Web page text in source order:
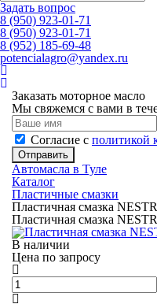
Задать вопрос
8 (950) 923-01-71
8 (950) 923-01-71
8 (952) 185-69-48
potencialagro@yandex.ru
Заказать моторное масло
Мы свяжемся с вами в
Cогласие с политикой
Отправить
Автомасла в Туле
Каталог
Пластичные смазки
Пластичная смазка
Пластичная смазка
В наличии
Цена по запросу